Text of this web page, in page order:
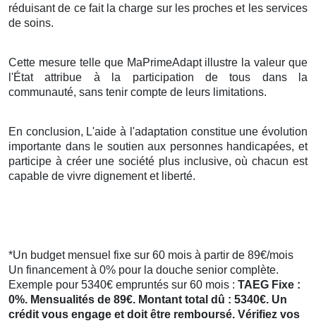
réduisant de ce fait la charge sur les proches et les services
de soins.
Cette mesure telle que MaPrimeAdapt illustre la valeur que
l'État attribue à la participation de tous dans la
communauté, sans tenir compte de leurs limitations.
En conclusion, L'aide à l'adaptation constitue une évolution
importante dans le soutien aux personnes handicapées, et
participe à créer une société plus inclusive, où chacun est
capable de vivre dignement et liberté.
*Un budget mensuel fixe sur 60 mois à partir de 89€/mois
Un financement à 0% pour la douche senior complète.
Exemple pour 5340€ empruntés sur 60 mois : TAEG Fixe :
0%. Mensualités de 89€. Montant total dû : 5340€. Un
crédit vous engage et doit être remboursé. Vérifiez vos